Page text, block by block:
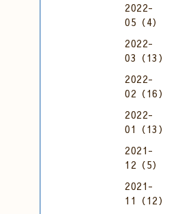
2022-
05（4）
2022-
03（13）
2022-
02（16）
2022-
01（13）
2021-
12（5）
2021-
11（12）